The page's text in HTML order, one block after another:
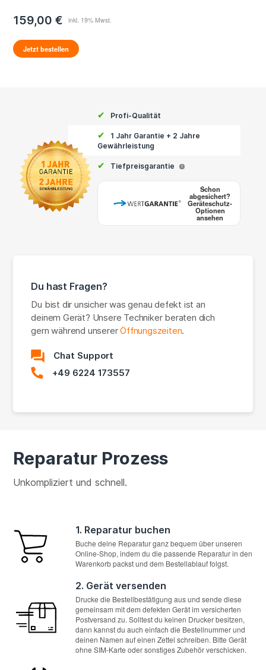
159,00 €
Jetzt bestellen
✔ Profi-Qualität
✔
1 Jahr Garantie + 2 Jahre
Gewährleistung
✔ Tiefpreisgarantie i
Schon
abgesichert?
Geräteschutz-
Optionen
ansehen
Du hast Fragen?
Du bist dir unsicher was genau defekt ist an
deinem Gerät? Unsere Techniker beraten dich
gern während unsererÖffnungszeiten.
Chat Support
+49 6224 173557
Reparatur Prozess
Unkompliziert und schnell.
1. Reparatur buchen
Buche deine Reparatur ganz bequem über unseren
Online-Shop, indem du die passende Reparatur in den
Warenkorb packst und dem Bestellablauf folgst.
2. Gerät versenden
Drucke die Bestellbestätigung aus und sende diese
gemeinsam mit dem defekten Gerät im versicherten
Postversand zu. Solltest du keinen Drucker besitzen,
dann kannst du auch einfach die Bestellnummer und
deinen Namen auf einen Zettel schreiben. Bitte Gerät
ohne SIM-Karte oder sonstiges Zubehör verschicken.